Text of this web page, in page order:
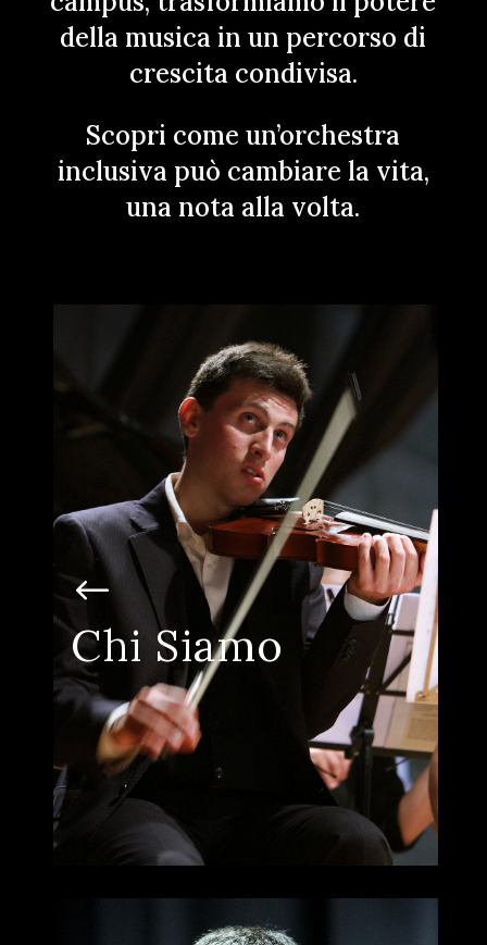
della musica in un percorso di
crescita condivisa.
Scopri come un’orchestra
inclusiva può cambiare la vita,
una nota alla volta.
Chi Siamo
Dietro ogni nota, una storia che
emoziona.
Scopri chi siamo, la nostra missione e la
passione che ci guida ogni giorno verso
l’inclusione e la valorizzazione di ogni
individuo attraverso la musica.
SCOPRI DI PIÙ